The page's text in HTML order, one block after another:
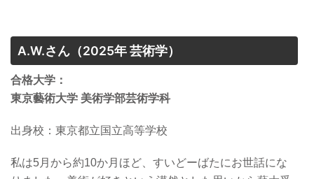
A.W.さん （2025年 芸術学）
合格大学：
東京藝術大学 美術学部芸術学科
出身校： 東京都立国立高等学校
私は5月から約10か月ほど、すいどーばたにお世話にな